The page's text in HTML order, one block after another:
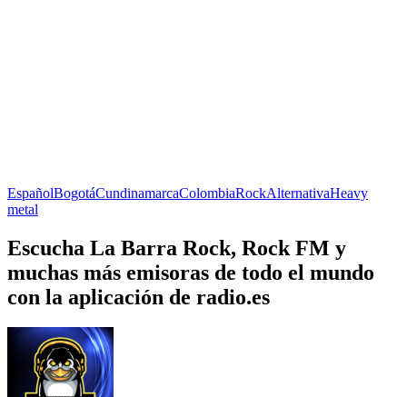
EspañolBogotáCundinamarcaColombiaRockAlternativaHeavy
metal
Escucha La Barra Rock, Rock FM y
muchas más emisoras de todo el mundo
con la aplicación de radio.es